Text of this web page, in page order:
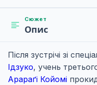
Сюжет
Опис
Після зустрічі зі
Ідзуко, учень
Арараґі Койомі